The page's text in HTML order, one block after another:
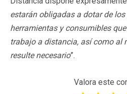
estarán obligadas a dotar de
herramientas y consumibles
trabajo a distancia, así como al
resulte necesario”.
Valora este